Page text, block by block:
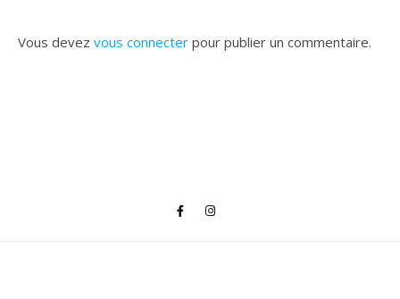
Vous devez vous connecter pour publier un commentaire.